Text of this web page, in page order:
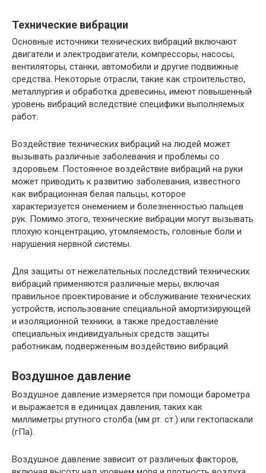
Технические вибрации
Основные источники технических вибраций включают
двигатели и электродвигатели, компрессоры, насосы,
вентиляторы, станки, автомобили и другие подвижные
средства. Некоторые отрасли, такие как строительство,
металлургия и обработка древесины, имеют повышенный
уровень вибраций вследствие специфики выполняемых
работ.
Воздействие технических вибраций на людей может
вызывать различные заболевания и проблемы со
здоровьем. Постоянное воздействие вибраций на руки
может приводить к развитию заболевания, известного
как вибрационная белая пальцы, которое
характеризуется онемением и болезненностью пальцев
рук. Помимо этого, технические вибрации могут вызывать
плохую концентрацию, утомляемость, головные боли и
нарушения нервной системы.
Для защиты от нежелательных последствий технических
вибраций применяются различные меры, включая
правильное проектирование и обслуживание технических
устройств, использование специальной амортизирующей
и изоляционной техники, а также предоставление
специальных индивидуальных средств защиты
работникам, подверженным воздействию вибраций.
Воздушное давление
Воздушное давление измеряется при помощи барометра
и выражается в единицах давления, таких как
миллиметры ртутного столба (мм рт. ст.) или гектопаскали
(гПа).
Воздушное давление зависит от различных факторов,